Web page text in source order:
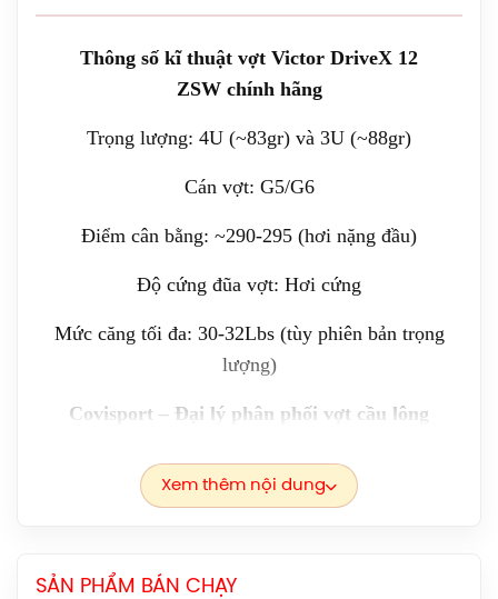
Thông số kĩ thuật vợt Victor DriveX 12
ZSW chính hãng
Trọng lượng: 4U (~83gr) và 3U (~88gr)
Cán vợt: G5/G6
Điểm cân bằng: ~290-295 (hơi nặng đầu)
Độ cứng đũa vợt: Hơi cứng
Mức căng tối đa: 30-32Lbs (tùy phiên bản trọng
lượng)
Covisport – Đại lý phân phối vợt cầu lông
Vợt cầu lông Victor DriveX 12 Zheng Siwei
Đền bù nếu bạn phát hiện hàng giả, hàng nhái.
Xem thêm nội dung
SẢN PHẨM BÁN CHẠY
Giày Asics UPCOURT 6 Women
1.269.000đ
Giày Asics Gel-Rocket 12 Women
1.599.000đ
(Women) Chính Hãng
2.550.000đ
Vợt Cầu Lông Lining Axforce 100 Max
Liên hệ
180.000đ